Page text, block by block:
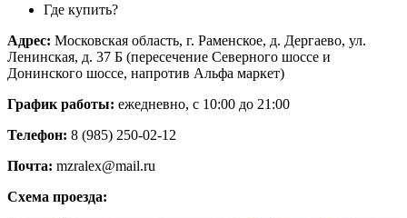
Где купить?
Адрес: Московская область, г. Раменское, д. Дергаево, ул.
Ленинская, д. 37 Б (пересечение Северного шоссе и
Донинского шоссе, напротив Альфа маркет)
График работы: ежедневно, с 10:00 до 21:00
Телефон: 8 (985) 250-02-12
Почта: mzralex@mail.ru
Схема проезда: